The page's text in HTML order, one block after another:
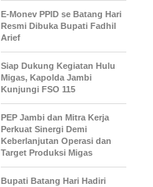
E-Monev PPID se Batang Hari
Resmi Dibuka Bupati Fadhil
Arief
Siap Dukung Kegiatan Hulu
Migas, Kapolda Jambi
Kunjungi FSO 115
PEP Jambi dan Mitra Kerja
Perkuat Sinergi Demi
Keberlanjutan Operasi dan
Target Produksi Migas
Bupati Batang Hari Hadiri